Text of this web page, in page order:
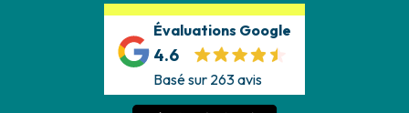
Évaluations Google
4.6
Basé sur 263 avis